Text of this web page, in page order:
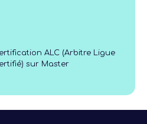
ALC (Arbitre Ligue
sur Master